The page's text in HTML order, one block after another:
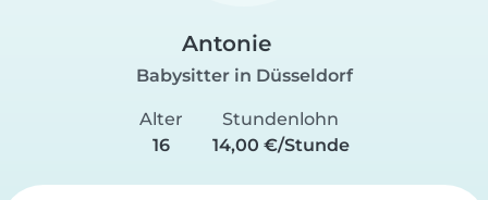
Antonie
Babysitter in Düsseldorf
Alter
16
Stundenlohn
14,00 €/Stunde